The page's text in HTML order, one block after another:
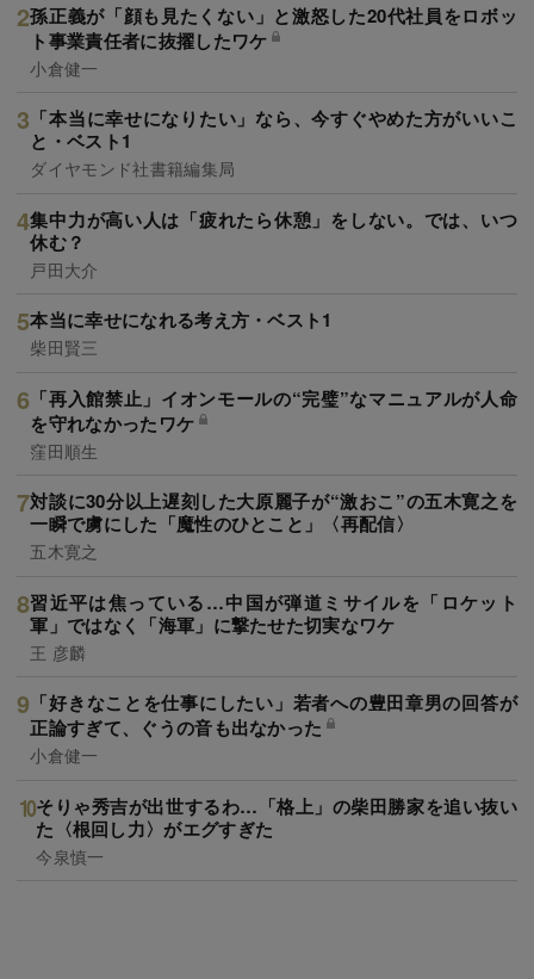
孫正義が「顔も見たくない」と激怒した20代社員をロボッ
ト事業責任者に抜擢したワケ
小倉健一
「本当に幸せになりたい」なら、今すぐやめた方がいいこ
と・ベスト1
ダイヤモンド社書籍編集局
集中力が高い人は「疲れたら休憩」をしない。では、いつ
休む？
戸田大介
本当に幸せになれる考え方・ベスト1
柴田賢三
「再入館禁止」イオンモールの“完璧”なマニュアルが人命
を守れなかったワケ
窪田順生
対談に30分以上遅刻した大原麗子が“激おこ”の五木寛之を
一瞬で虜にした「魔性のひとこと」〈再配信〉
五木寛之
習近平は焦っている…中国が弾道ミサイルを「ロケット
軍」ではなく「海軍」に撃たせた切実なワケ
王 彦麟
「好きなことを仕事にしたい」若者への豊田章男の回答が
正論すぎて、ぐうの音も出なかった
小倉健一
そりゃ秀吉が出世するわ…「格上」の柴田勝家を追い抜い
た〈根回し力〉がエグすぎた
今泉慎一